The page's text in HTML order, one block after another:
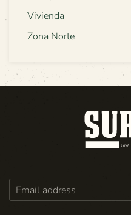
Vivienda
Zona Norte